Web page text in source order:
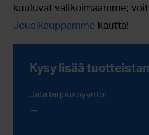
kuuluvat valikoimaamme;
Jousikauppamme kautta!
Kysy lisää
Jätä tarjouspyyntö!